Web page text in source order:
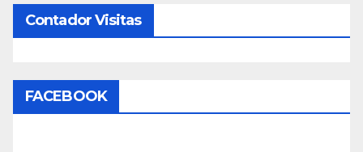
Contador Visitas
FACEBOOK